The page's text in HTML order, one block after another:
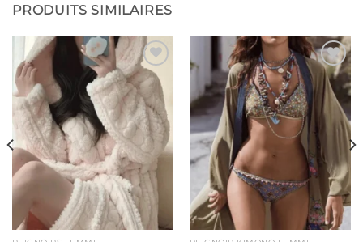
PRODUITS SIMILAIRES
Ajouter
à la liste
de
souhaits
Ajouter
à la liste
de
souhaits